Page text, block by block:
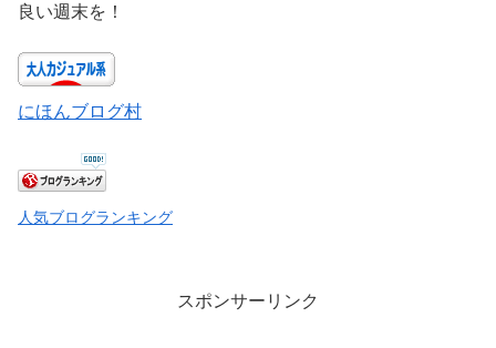
良い週末を！
にほんブログ村
人気ブログランキング
スポンサーリンク